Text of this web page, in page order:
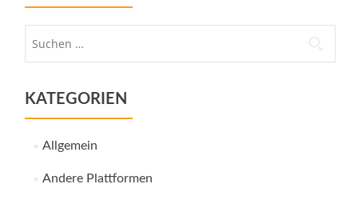
KATEGORIEN
Allgemein
Andere Plattformen